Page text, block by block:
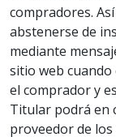
compradores.
abstenerse de
mediante
sitio web
el comprador y
Titular podrá en
proveedor de